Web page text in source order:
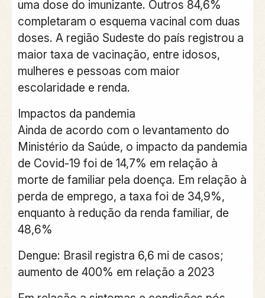
uma dose do imunizante. Outros 84,6%
completaram o esquema vacinal com duas
doses. A região Sudeste do país registrou a
maior taxa de vacinação, entre idosos,
mulheres e pessoas com maior
escolaridade e renda.
Impactos da pandemia
Ainda de acordo com o levantamento do
Ministério da Saúde, o impacto da pandemia
de Covid-19 foi de 14,7% em relação à
morte de familiar pela doença. Em relação à
perda de emprego, a taxa foi de 34,9%,
enquanto à redução da renda familiar, de
48,6%
Dengue: Brasil registra 6,6 mi de casos;
aumento de 400% em relação a 2023